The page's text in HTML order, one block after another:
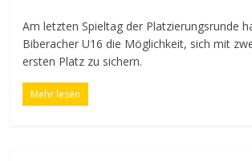
Am letzten Spieltag der Platzierungsrunde
Biberacher U16 die Möglichkeit, sich mit
ersten Platz zu sichern.
Mehr lesen